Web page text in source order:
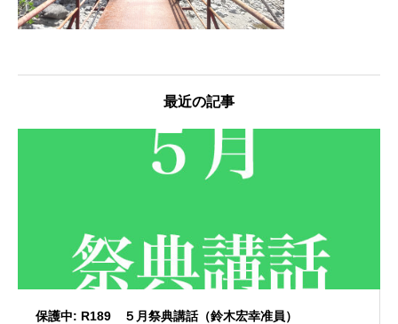
最近の記事
保護中: R189 ５月祭典講話（鈴木宏幸准員）